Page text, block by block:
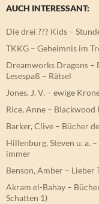
AUCH INTERESSANT:
Die drei ??? Kids –
TKKG – Geheimnis im
Dreamworks Dragons –
Lesespaß – Rätsel
Jones, J. V. – ewige
Rice, Anne – Blackwood
Barker, Clive – Bücher
Hillenburg, Steven u. a.
immer
Benson, Amber – Lieber
Akram el-Bahay –
Schatten 1)